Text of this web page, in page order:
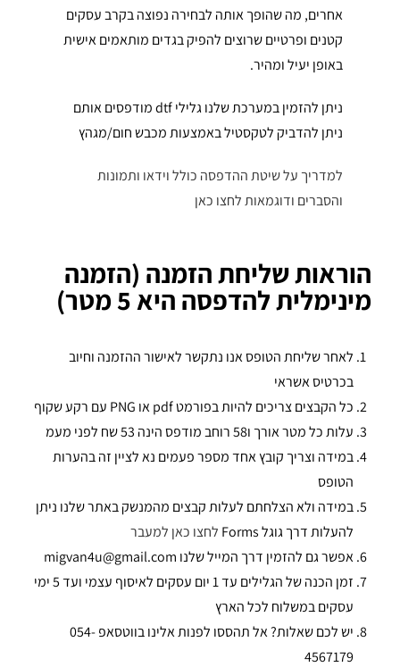
אחרים, מה שהופך אותה לבחירה נפוצה בקרב עסקים
קטנים ופרטיים שרוצים להפיק בגדים מותאמים אישית
באופן יעיל ומהיר.
ניתן להזמין במערכת שלנו גלילי dtf מודפסים אותם
ניתן להדביק לטקסטיל באמצעות מכבש חום/מגהץ
למדריך על שיטת ההדפסה כולל וידאו ותמונות
והסברים ודוגמאות לחצו כאן
הוראות שליחת הזמנה (הזמנה
מינימלית להדפסה היא 5 מטר)
לאחר שליחת הטופס אנו נתקשר לאישור ההזמנה וחיוב
בכרטיס אשראי
כל הקבצים צריכים להיות בפורמט pdf או PNG עם רקע שקוף
עלות כל מטר אורך ו58 רוחב מודפס הינה 53 שח לפני מעמ
במידה וצריך קובץ אחד מספר פעמים נא לציין זה בהערות
הטופס
במידה ולא הצלחתם לעלות קבצים מהמנשק באתר שלנו ניתן
להעלות דרך גוגל Forms
לחצו כאן למעבר
אפשר גם להזמין דרך המייל שלנו migvan4u@gmail.com
זמן הכנה של הגלילים עד 1 יום עסקים לאיסוף עצמי ועד 5 ימי
עסקים במשלוח לכל הארץ
יש לכם שאלות? אל תהססו לפנות אלינו בווטסאפ 054-
4567179